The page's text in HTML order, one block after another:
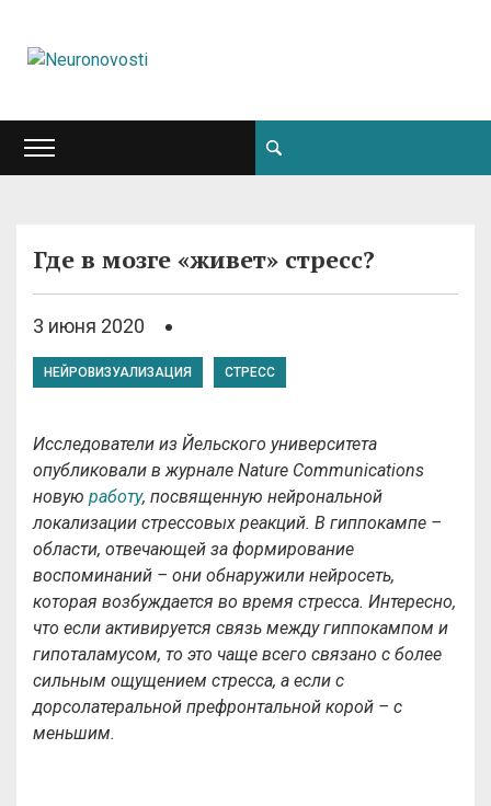
Где в мозге «живет» стресс?
3 июня 2020
НЕЙРОВИЗУАЛИЗАЦИЯ СТРЕСС
Исследователи из Йельского университета
опубликовали в журнале Nature Communications
новую работу, посвященную нейрональной
локализации стрессовых реакций. В гиппокампе –
области, отвечающей за формирование
воспоминаний – они обнаружили нейросеть,
которая возбуждается во время стресса. Интересно,
что если активируется связь между гиппокампом и
гипоталамусом, то это чаще всего связано с более
сильным ощущением стресса, а если с
дорсолатеральной префронтальной корой – с
меньшим.